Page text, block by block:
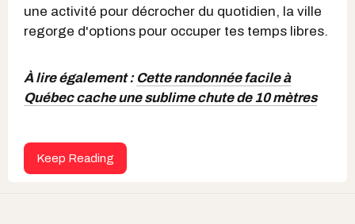
une activité pour décrocher du quotidien, la ville
regorge d'options pour occuper tes temps libres.
À lire également : Cette randonnée facile à
Québec cache une sublime chute de 10 mètres
Keep Reading